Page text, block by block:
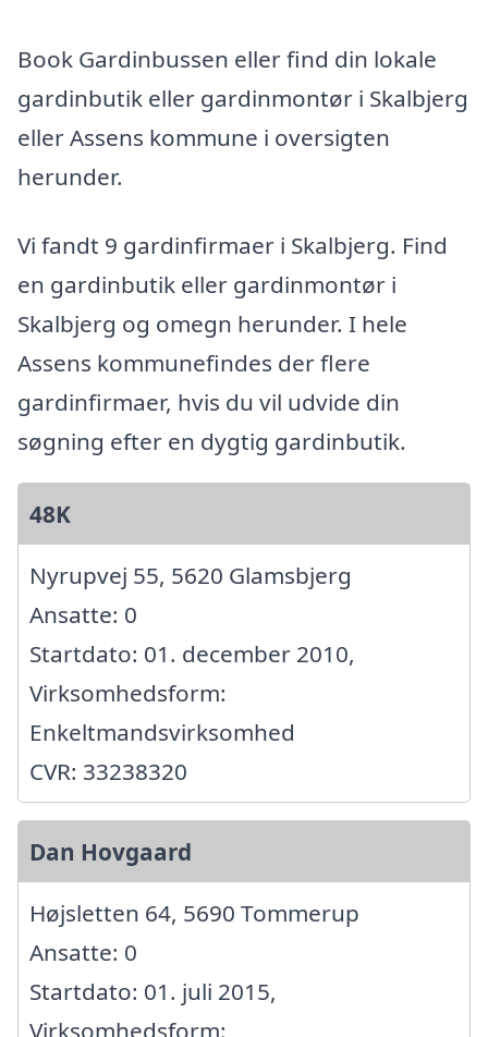
Book Gardinbussen eller find din lokale
gardinbutik eller gardinmontør i Skalbjerg
eller Assens kommune i oversigten
herunder.
Vi fandt 9 gardinfirmaer i Skalbjerg. Find
en gardinbutik eller gardinmontør i
Skalbjerg og omegn herunder. I hele
Assens kommunefindes der flere
gardinfirmaer, hvis du vil udvide din
søgning efter en dygtig gardinbutik.
48K
Nyrupvej 55, 5620 Glamsbjerg
Ansatte: 0
Startdato: 01. december 2010,
Virksomhedsform:
Enkeltmandsvirksomhed
CVR: 33238320
Dan Hovgaard
Højsletten 64, 5690 Tommerup
Ansatte: 0
Startdato: 01. juli 2015,